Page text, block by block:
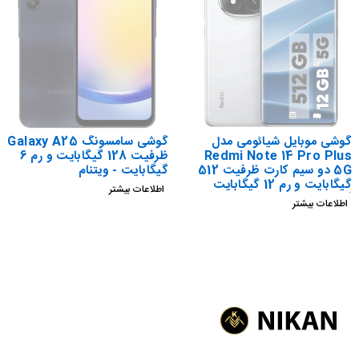
گوشی موبایل شیائومی مدل
Redmi Note 14 Pro Plus
5G دو سیم کارت ظرفیت 512
گیگابایت و رم 12 گیگابایت
گلوبال
اطلاعات بیشتر
گوشی سامسونگ Galaxy A25
ظرفیت 128 گیگابایت و رم 6
گیگابایت - ویتنام
اطلاعات بیشتر